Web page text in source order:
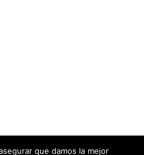
que damos la mejor